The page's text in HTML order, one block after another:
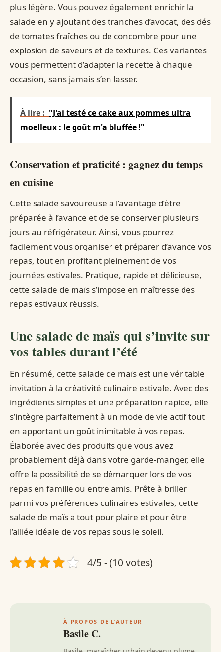
plus légère. Vous pouvez également enrichir la
salade en y ajoutant des tranches d’avocat, des dés
de tomates fraîches ou de concombre pour une
explosion de saveurs et de textures. Ces variantes
vous permettent d’adapter la recette à chaque
occasion, sans jamais s’en lasser.
À lire : "J'ai testé ce cake aux pommes ultra
moelleux : le goût m'a bluffée !"
Conservation et praticité : gagnez du temps
en cuisine
Cette salade savoureuse a l’avantage d’être
préparée à l’avance et de se conserver plusieurs
jours au réfrigérateur. Ainsi, vous pourrez
facilement vous organiser et préparer d’avance vos
repas, tout en profitant pleinement de vos
journées estivales. Pratique, rapide et délicieuse,
cette salade de maïs s’impose en maîtresse des
repas estivaux réussis.
Une salade de maïs qui s’invite sur
vos tables durant l’été
En résumé, cette salade de maïs est une véritable
invitation à la créativité culinaire estivale. Avec des
ingrédients simples et une préparation rapide, elle
s’intègre parfaitement à un mode de vie actif tout
en apportant un goût inimitable à vos repas.
Élaborée avec des produits que vous avez
probablement déjà dans votre garde-manger, elle
offre la possibilité de se démarquer lors de vos
repas en famille ou entre amis. Prête à briller
parmi vos préférences culinaires estivales, cette
salade de maïs a tout pour plaire et pour être
l’alliée idéale de vos repas sous le soleil.
4/5 - (10 votes)
À PROPOS DE L’AUTEUR
Basile C.